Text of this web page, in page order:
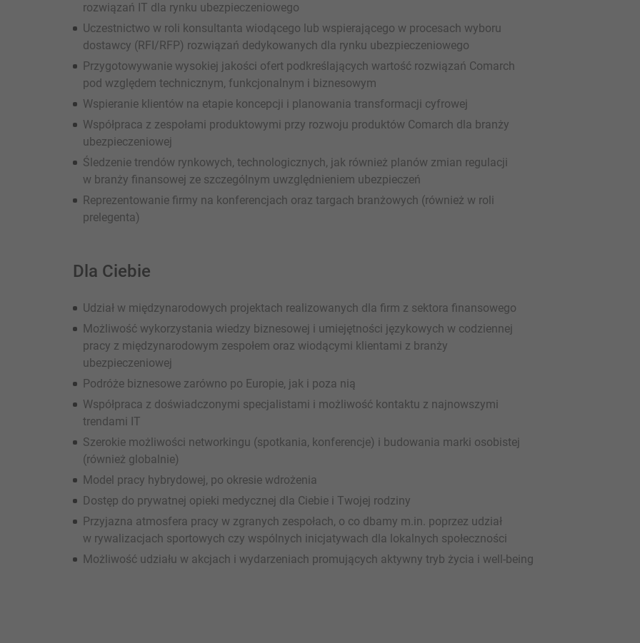
rozwiązań IT dla rynku ubezpieczeniowego
Uczestnictwo w roli konsultanta wiodącego lub wspierającego w procesach wyboru
dostawcy (RFI/RFP) rozwiązań dedykowanych dla rynku ubezpieczeniowego
Przygotowywanie wysokiej jakości ofert podkreślających wartość rozwiązań Comarch
pod względem technicznym, funkcjonalnym i biznesowym
Wspieranie klientów na etapie koncepcji i planowania transformacji cyfrowej
Współpraca z zespołami produktowymi przy rozwoju produktów Comarch dla branży
ubezpieczeniowej
Śledzenie trendów rynkowych, technologicznych, jak również planów zmian regulacji
w branży finansowej ze szczególnym uwzględnieniem ubezpieczeń
Reprezentowanie firmy na konferencjach oraz targach branżowych (również w roli
prelegenta)
Dla Ciebie
Udział w międzynarodowych projektach realizowanych dla firm z sektora finansowego
Możliwość wykorzystania wiedzy biznesowej i umiejętności językowych w codziennej
pracy z międzynarodowym zespołem oraz wiodącymi klientami z branży
ubezpieczeniowej
Podróże biznesowe zarówno po Europie, jak i poza nią
Współpraca z doświadczonymi specjalistami i możliwość kontaktu z najnowszymi
trendami IT
Szerokie możliwości networkingu (spotkania, konferencje) i budowania marki osobistej
(również globalnie)
Model pracy hybrydowej, po okresie wdrożenia
Dostęp do prywatnej opieki medycznej dla Ciebie i Twojej rodziny
Przyjazna atmosfera pracy w zgranych zespołach, o co dbamy m.in. poprzez udział
w rywalizacjach sportowych czy wspólnych inicjatywach dla lokalnych społeczności
Możliwość udziału w akcjach i wydarzeniach promujących aktywny tryb życia i well-being